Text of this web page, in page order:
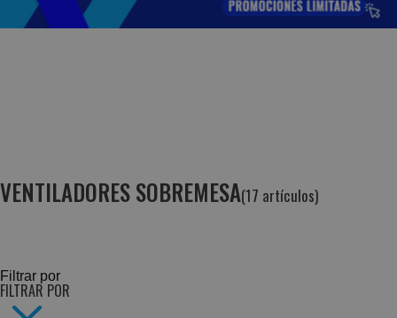
VENTILADORES SOBREMESA(17 artículos)
Filtrar por
FILTRAR POR